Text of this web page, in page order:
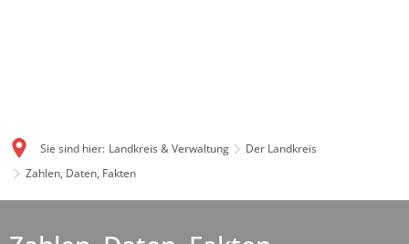
Sie sind hier: Landkreis & Verwaltung
Der Landkreis
Zahlen, Daten, Fakten